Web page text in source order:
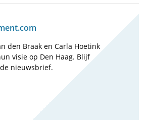
den Braak en Carla Hoetink
visie op Den Haag. Blijf
nieuwsbrief.